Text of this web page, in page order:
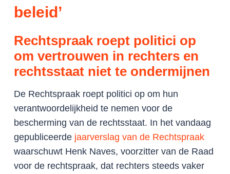
beleid’
Rechtspraak roept politici op
om vertrouwen in rechters en
rechtsstaat niet te ondermijnen
De Rechtspraak roept politici op om hun
verantwoordelijkheid te nemen voor de
bescherming van de rechtsstaat. In het vandaag
gepubliceerde jaarverslag van de Rechtspraak
waarschuwt Henk Naves, voorzitter van de Raad
voor de rechtspraak, dat rechters steeds vaker